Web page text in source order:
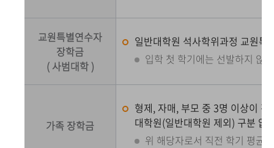
교원특별연수자
장학금
( 사범대학 )
일반대학원 석사학위과정 교원특
입학 첫 학기에는 선발하지 않
가족 장학금
형제, 자매, 부모 중 3명 이상이
대학원(일반대학원 제외) 구분 없
위 해당자로서 직전 학기 평균